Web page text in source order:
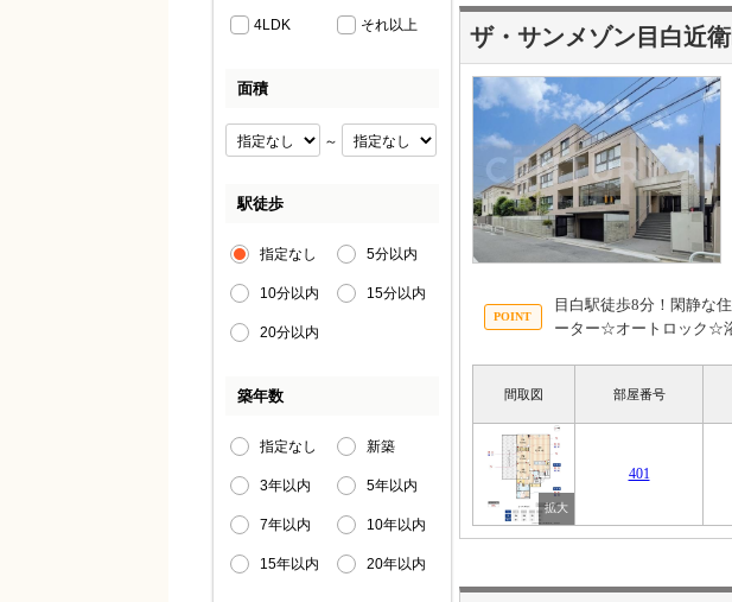
ザ・サンメゾン目白近
目白駅徒歩8分！閑静な
ーター☆オートロック☆
間取図 部屋番号
401
4LDK それ以上
面積
～
駅徒歩
指定なし 5分以内
10分以内 15分以内
20分以内
築年数
指定なし 新築
3年以内 5年以内
7年以内 10年以内
15年以内 20年以内